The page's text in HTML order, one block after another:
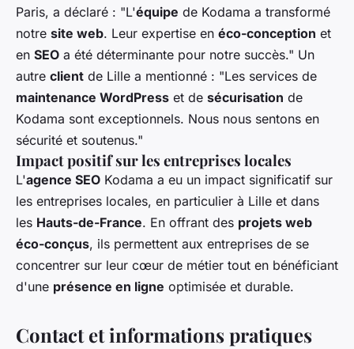
Paris, a déclaré : "L'équipe de Kodama a transformé
notre site web. Leur expertise en éco-conception et
en SEO a été déterminante pour notre succès." Un
autre client de Lille a mentionné : "Les services de
maintenance WordPress et de sécurisation de
Kodama sont exceptionnels. Nous nous sentons en
sécurité et soutenus."
Impact positif sur les entreprises locales
L'agence SEO Kodama a eu un impact significatif sur
les entreprises locales, en particulier à Lille et dans
les Hauts-de-France. En offrant des projets web
éco-conçus, ils permettent aux entreprises de se
concentrer sur leur cœur de métier tout en bénéficiant
d'une présence en ligne optimisée et durable.
Contact et informations pratiques